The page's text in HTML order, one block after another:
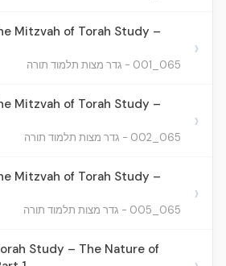
Mitzvah of Torah Study –
065_001 - גדר מצות תלמוד תורה
›
Mitzvah of Torah Study –
065_002 - גדר מצות תלמוד תורה
›
Mitzvah of Torah Study –
065_005 - גדר מצות תלמוד תורה
›
Study – The Nature of